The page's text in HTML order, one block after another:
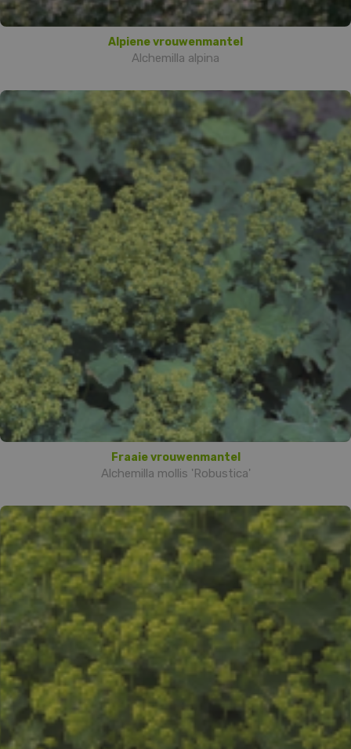
Alpiene vrouwenmantel
Alchemilla alpina
Fraaie vrouwenmantel
Alchemilla mollis 'Robustica'